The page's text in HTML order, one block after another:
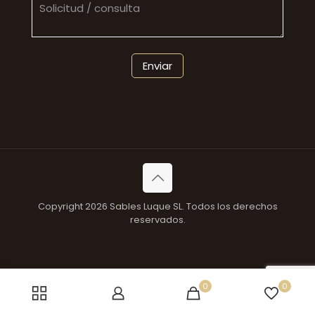
Copyright 2026 Sables Luque SL. Todos los derechos
reservados.
0 0